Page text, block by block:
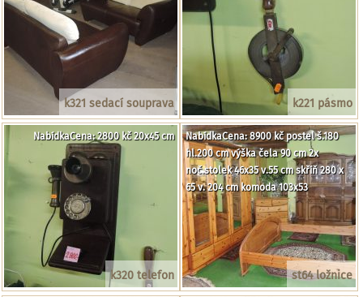
k321 sedací souprava k221 pásmo
k320 telefon
NabídkaCena: 2800 kč 20x45 cm
st64 ložnice
NabídkaCena: 8900 kč postel š.180
hl.200 cm výška čela 90 cm 2x
noč.stolek 46x35 v.55 cm skříň 280 x
65 v. 204 cm komoda 103x53